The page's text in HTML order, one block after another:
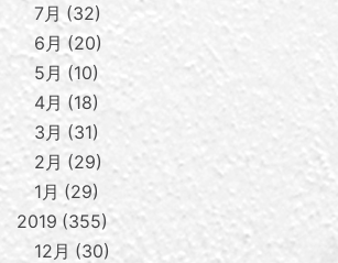
7月
32
6月 20
5月
10
4月
18
3月
31
2月
29
1月
29
2019 355
12月
30